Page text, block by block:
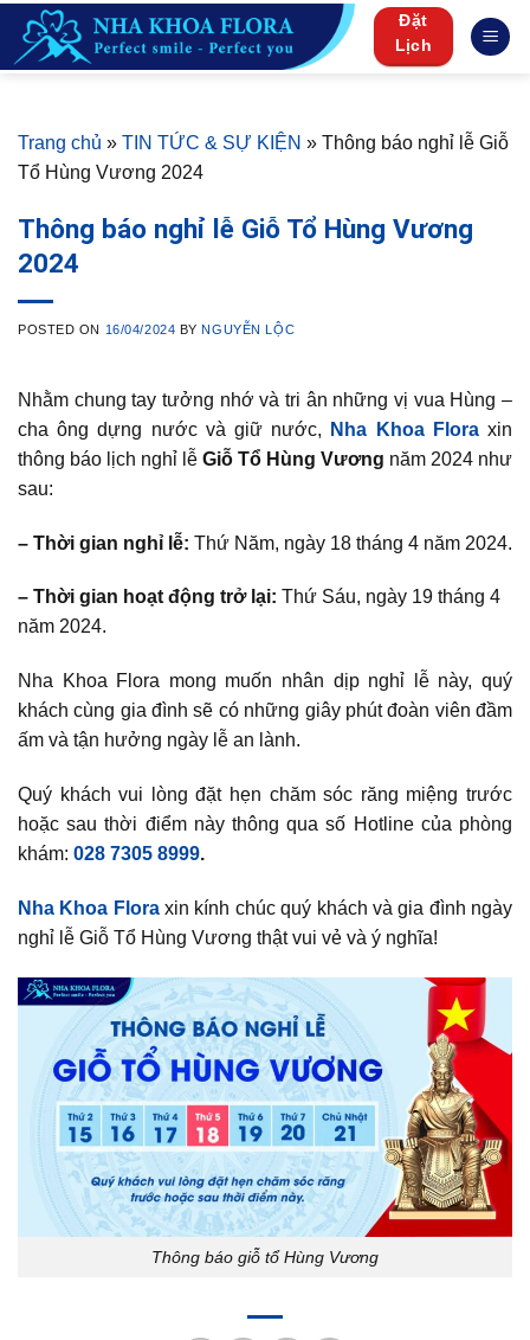
content
Đặt
Lịch
Trang chủ » TIN TỨC & SỰ KIỆN » Thông báo nghỉ lễ Giỗ
Tổ Hùng Vương 2024
Thông báo nghỉ lễ Giỗ Tổ Hùng Vương
2024
POSTED ON 16/04/2024 BYNGUYỄN LỘC
Nhằm chung tay tưởng nhớ và tri ân những vị vua Hùng –
cha ông dựng nước và giữ nước,
Nha Khoa Floraxin
thông báo lịch nghỉ lễ Giỗ Tổ Hùng Vương năm 2024 như
sau:
– Thời gian nghỉ lễ: Thứ Năm, ngày 18 tháng 4 năm 2024.
– Thời gian hoạt động trở lại: Thứ Sáu, ngày 19 tháng 4
năm 2024.
Nha Khoa Flora mong muốn nhân dịp nghỉ lễ này, quý
khách cùng gia đình sẽ có những giây phút đoàn viên đầm
ấm và tận hưởng ngày lễ an lành.
Quý khách vui lòng đặt hẹn chăm sóc răng miệng trước
hoặc sau thời điểm này thông qua số Hotline của phòng
khám: 028 7305 8999.
Nha Khoa Floraxin kính chúc quý khách và gia đình ngày
nghỉ lễ Giỗ Tổ Hùng Vương thật vui vẻ và ý nghĩa!
Thông báo giỗ tổ Hùng Vương